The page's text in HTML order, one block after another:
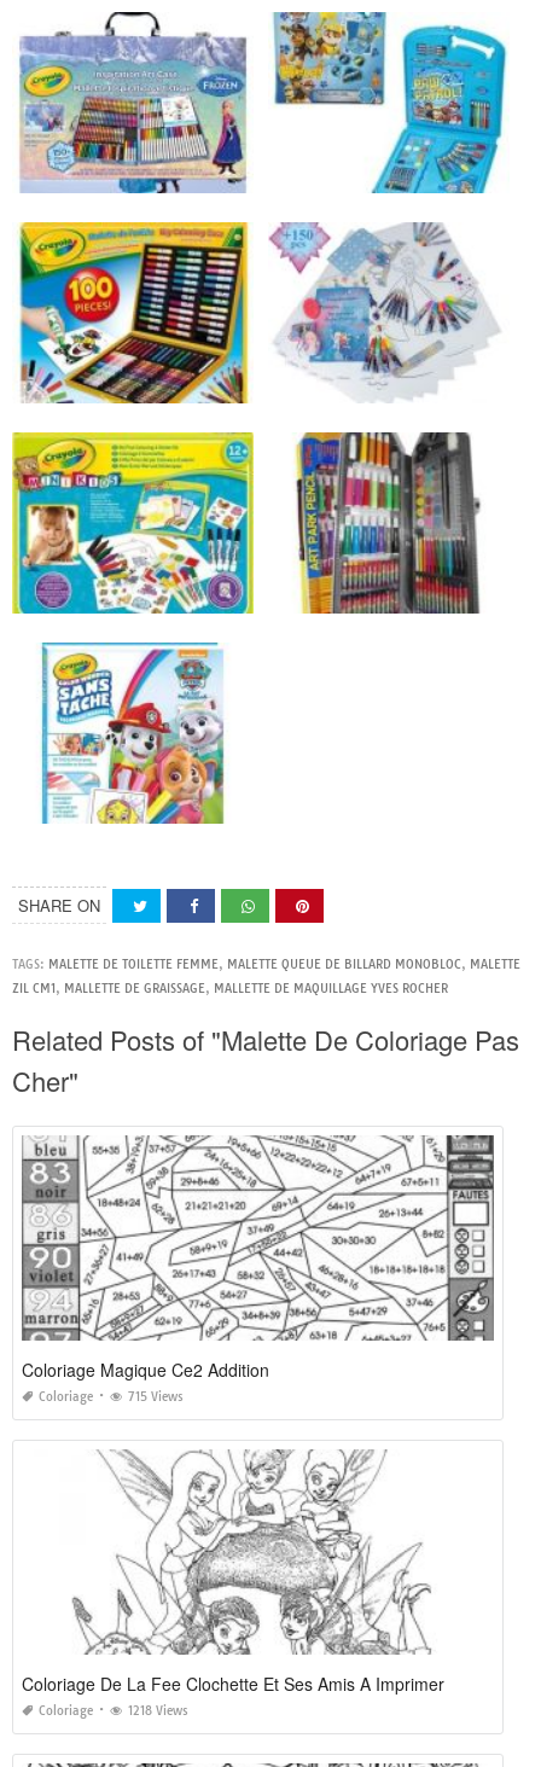
SHARE ON
TAGS: MALETTE DE TOILETTE FEMME, MALETTE QUEUE DE BILLARD MONOBLOC, MALETTE
ZIL CM1, MALLETTE DE GRAISSAGE, MALLETTE DE MAQUILLAGE YVES ROCHER
Related Posts of "Malette De Coloriage Pas
Cher"
Coloriage Magique Ce2 Addition
Coloriage 715 Views
Coloriage De La Fee Clochette Et Ses Amis A Imprimer
Coloriage 1218 Views